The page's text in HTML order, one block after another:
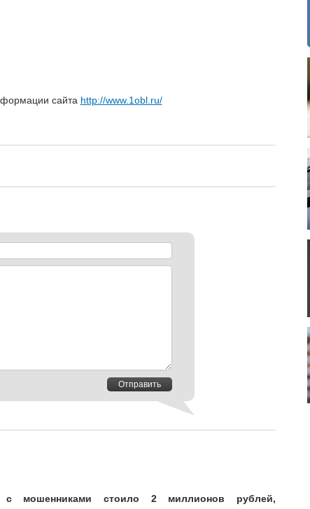
сайта http://www.1obl.ru/
Отправить
с мошенниками стоило 2 миллионов рублей,